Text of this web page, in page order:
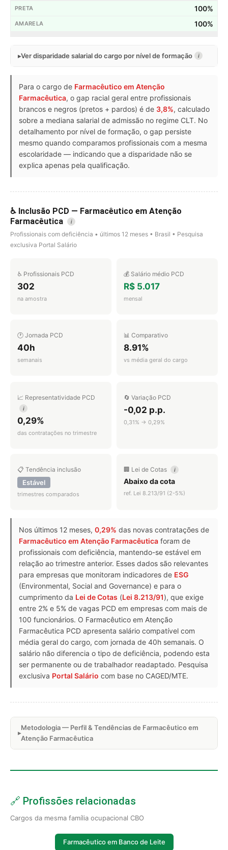
100%
100%
Ver disparidade salarial do cargo por nível de formação i
Para o cargo de Farmacêutico em Atenção
Farmacêutica, o gap racial geral entre profissionais
brancos e negros (pretos + pardos) é de 3,8%, calculado
sobre a mediana salarial de admissão no regime CLT. No
detalhamento por nível de formação, o gap persiste
mesmo quando comparamos profissionais com a mesma
escolaridade — indicando que a disparidade não se
explica apenas pela qualificação.
♿ Inclusão PCD — Farmacêutico em Atenção
Farmacêutica
i
Profissionais com deficiência • últimos 12 meses • Brasil • Pesquisa
exclusiva Portal Salário
♿ Profissionais PCD
302
na amostra
💰 Salário médio PCD
R$ 5.017
mensal
🕐 Jornada PCD
40h
semanais
📊 Comparativo
8.91%
vs média geral do cargo
📈 Representatividade PCD
i
0,29%
das contratações no trimestre
🔄 Variação PCD
-0,02 p.p.
0,31% → 0,29%
📋 Tendência inclusão
Estável
trimestres comparados
🏢 Lei de Cotas i
Abaixo da cota
ref. Lei 8.213/91 (2-5%)
Nos últimos 12 meses, 0,29% das novas contratações de
Farmacêutico em Atenção Farmacêutica foram de
profissionais com deficiência, mantendo-se estável em
relação ao trimestre anterior. Esses dados são relevantes
para empresas que monitoram indicadores de ESG
(Environmental, Social and Governance) e para o
cumprimento da Lei de Cotas (Lei 8.213/91), que exige
entre 2% e 5% de vagas PCD em empresas com mais de
100 funcionários. O Farmacêutico em Atenção
Farmacêutica PCD apresenta salário compatível com
média geral do cargo, com jornada de 40h semanais. O
salário não diferencia o tipo de deficiência, podendo esta
ser permanente ou de trabalhador readaptado. Pesquisa
exclusiva Portal Salário com base no CAGED/MTE.
Metodologia — Perfil & Tendências de Farmacêutico em
Atenção Farmacêutica
🔗 Profissões relacionadas
Cargos da mesma família ocupacional CBO
Farmacêutico em Banco de Leite